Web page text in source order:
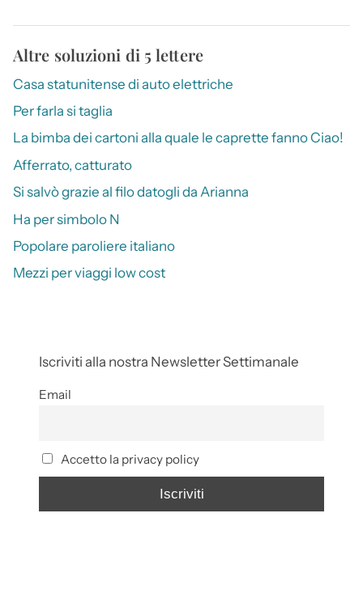
Altre soluzioni di 5 lettere
Casa statunitense di auto elettriche
Per farla si taglia
La bimba dei cartoni alla quale le caprette fanno Ciao!
Afferrato, catturato
Si salvò grazie al filo datogli da Arianna
Ha per simbolo N
Popolare paroliere italiano
Mezzi per viaggi low cost
Iscriviti alla nostra Newsletter Settimanale
Email
Accetto la privacy policy